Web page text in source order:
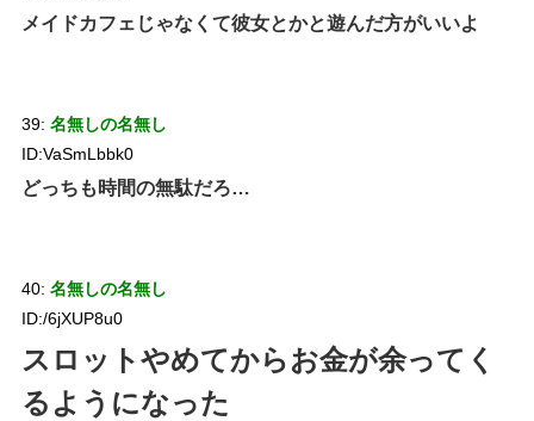
メイドカフェじゃなくて彼女とかと遊んだ方がいいよ
39: 名無しの名無し
ID:VaSmLbbk0
どっちも時間の無駄だろ…
40: 名無しの名無し
ID:/6jXUP8u0
スロットやめてからお金が余ってく
るようになった